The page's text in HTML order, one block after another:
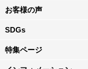
お客様の声
SDGs
特集ページ